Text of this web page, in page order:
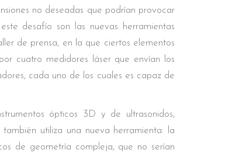
no deseadas que podrían provocar
desafío son las nuevas herramientas
de prensa, en la que ciertos elementos
cuatro medidores láser que envían los
cada uno de los cuales es capaz de
ópticos 3D y de ultrasonidos,
utiliza una nueva herramienta: la
de geometría compleja, que no serían